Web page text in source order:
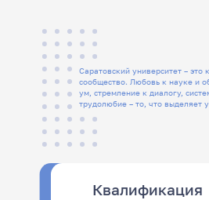
Саратовский университет – это
сообщество. Любовь к науке и
ум, стремление к диалогу, системность и
трудолюбие – то, что выделяет
Квалификация